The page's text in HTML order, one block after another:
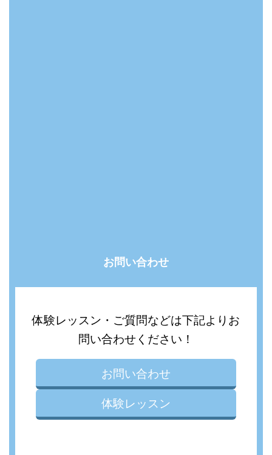
お問い合わせ
体験レッスン・ご質問などは下記よりお
問い合わせください！
お問い合わせ
体験レッスン